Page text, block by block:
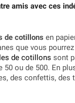
amis avec ces
de cotillons en
que vous
de cotillons sont
ou de 500. En
des confettis, des